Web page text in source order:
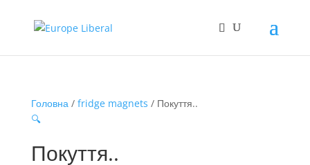
Головна/ fridge magnets / Покуття..
🔍
Покуття..